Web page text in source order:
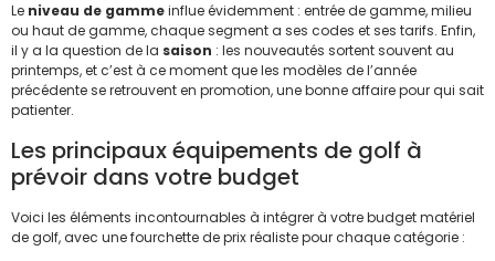
Le niveau de gammeinflue évidemment : entrée de gamme, milieu
ou haut de gamme, chaque segment a ses codes et ses tarifs. Enfin,
il y a la question de la saison : les nouveautés sortent souvent au
printemps, et c’est à ce moment que les modèles de l’année
précédente se retrouvent en promotion, une bonne affaire pour qui sait
patienter.
Les principaux équipements de golf à
prévoir dans votre budget
Voici les éléments incontournables à intégrer à votre budget matériel
de golf, avec une fourchette de prix réaliste pour chaque catégorie :